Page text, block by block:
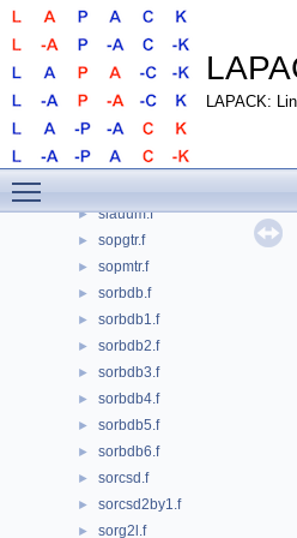
LAPACK:
► slatrd.f
► slatrs.f
► slatrs3.f
► slatrz.f
► slatsqr.f
► slauum.f
► sopgtr.f
► sopmtr.f
► sorbdb.f
► sorbdb1.f
► sorbdb2.f
► sorbdb3.f
► sorbdb4.f
► sorbdb5.f
► sorbdb6.f
► sorcsd.f
► sorcsd2by1.f
► sorg2l.f